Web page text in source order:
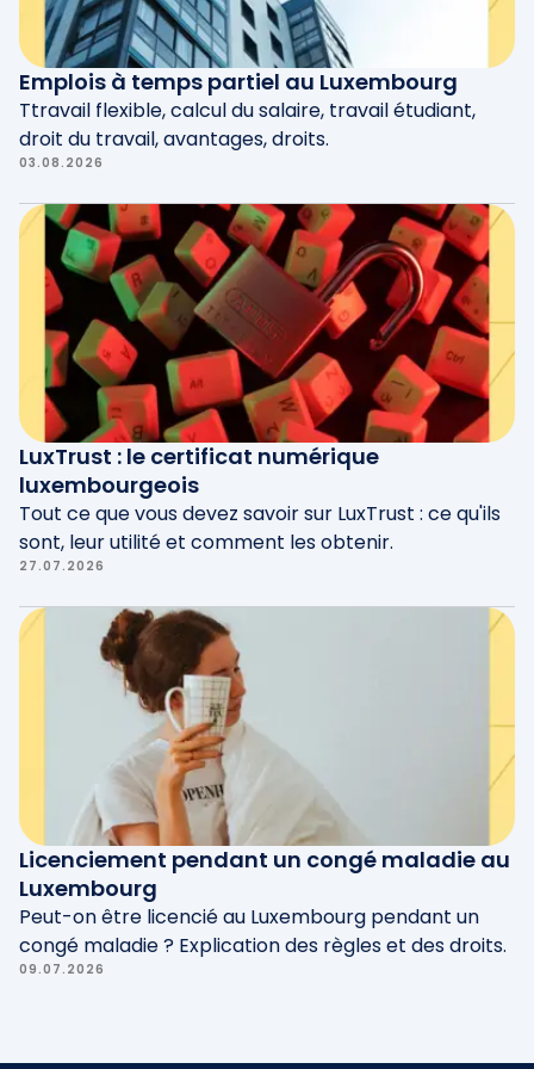
vous pouvez toujours le faire vérifier par
l'avocat de votre entreprise, si vous en avez
un, avant de l'envoyer au freelance que vous
souhaitez engager.
Emplois à temps partiel au Luxembourg
Ttravail flexible, calcul du salaire, travail étudiant,
droit du travail, avantages, droits.
03.08.2026
LuxTrust : le certificat numérique
luxembourgeois
Tout ce que vous devez savoir sur LuxTrust : ce qu'ils
sont, leur utilité et comment les obtenir.
27.07.2026
Licenciement pendant un congé maladie au
Luxembourg
Peut-on être licencié au Luxembourg pendant un
congé maladie ? Explication des règles et des droits.
09.07.2026